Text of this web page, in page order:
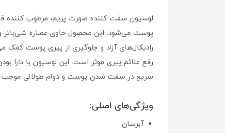
لوسیون سفت کننده صورت پریم، مرطوب
رادیکال‌های آزاد و جلوگیری از پیری پوست
سریع در سفت شدن پوست و دوام طولانی موجب
ویژگی‌های اصلی:
آبرسان